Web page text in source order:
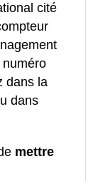
cité
dans la
dans
mettre